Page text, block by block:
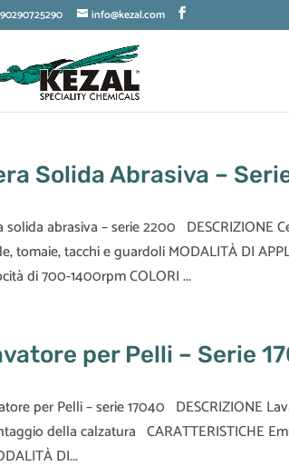
info@kezal.com
Solida Abrasiva –
solida abrasiva – serie 2200 DESCRIZIONE
tomaie, tacchi e guardoli MODALITÀ DI
di 700-1400rpm COLORI ...
per Pelli – Serie
per Pelli – serie 17040 DESCRIZIONE
della calzatura CARATTERISTICHE
DI...